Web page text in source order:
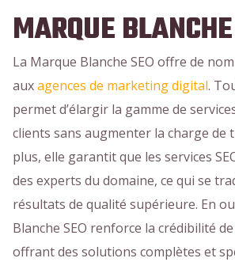
MARQUE
La Marque Blanche SEO offre de
auxagences de marketing digital.
permet d’élargir la gamme de
clients sans augmenter la charge de
plus, elle garantit que les services
des experts du domaine, ce qui se
résultats de qualité supérieure. En
Blanche SEO renforce la crédibilité de
offrant des solutions complètes et